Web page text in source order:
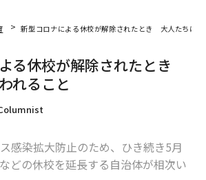
新型コロナによる休校が解除されたとき 大人たちに問
る休校が解除されたとき
れること
感染拡大防止のため、ひき続き5月
どの休校を延長する自治体が相次い